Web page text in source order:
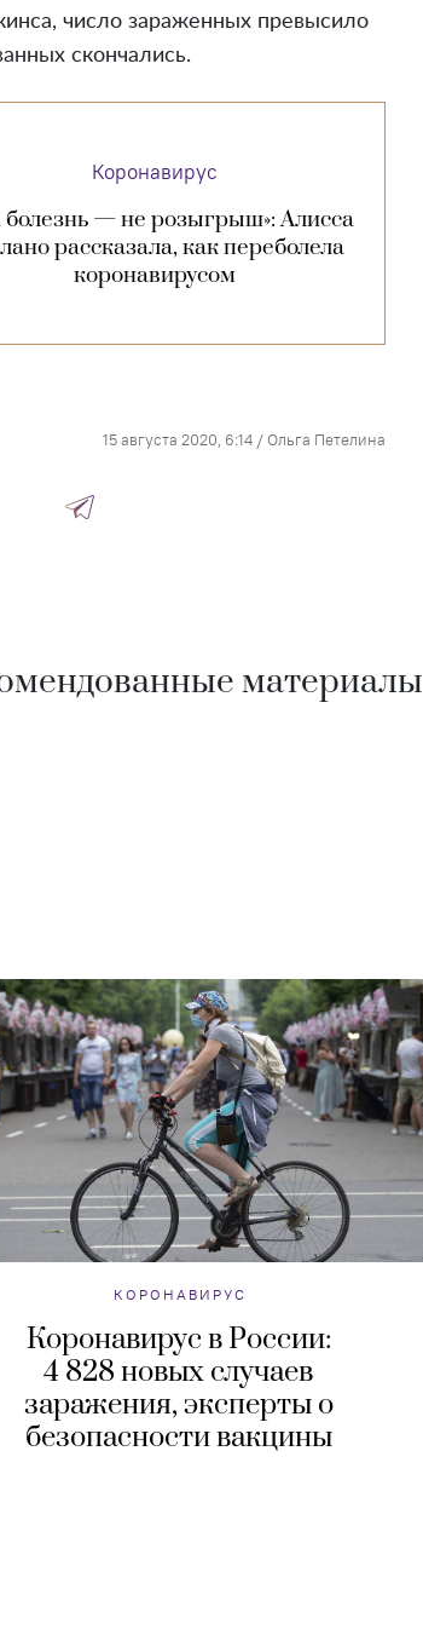
число зараженных превысило
скончались.
Коронавирус
болезнь — не розыгрыш»: Алисса
рассказала, как переболела
коронавирусом
15 августа 2020, 6:14 / Ольга Петелина
материалы
КОРОНАВИРУС
Коронавирус в России:
4 828 новых случаев
заражения, эксперты о
безопасности вакцины